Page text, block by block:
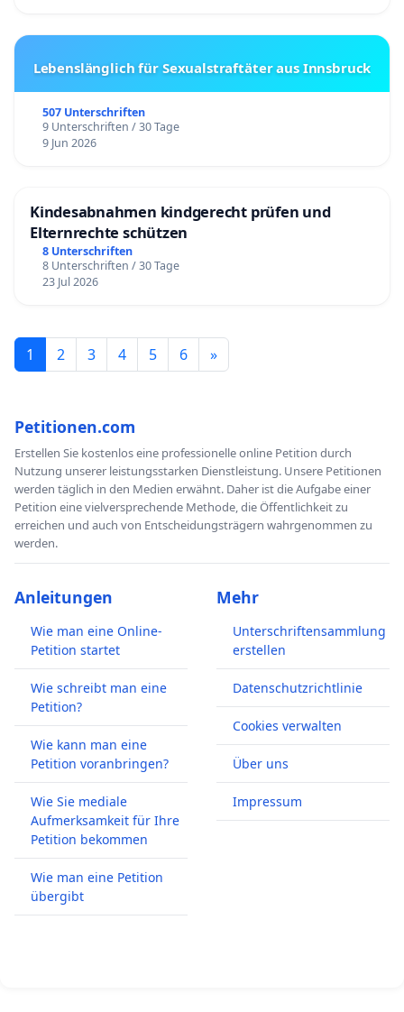
Lebenslänglich für Sexualstraftäter aus Innsbruck
507 Unterschriften
9 Unterschriften / 30 Tage
9 Jun 2026
Kindesabnahmen kindgerecht prüfen und
Elternrechte schützen
8 Unterschriften
8 Unterschriften / 30 Tage
23 Jul 2026
1 2 3 4 5 6 »
Petitionen.com
Erstellen Sie kostenlos eine professionelle online Petition durch
Nutzung unserer leistungsstarken Dienstleistung. Unsere Petitionen
werden täglich in den Medien erwähnt. Daher ist die Aufgabe einer
Petition eine vielversprechende Methode, die Öffentlichkeit zu
erreichen und auch von Entscheidungsträgern wahrgenommen zu
werden.
Anleitungen
Wie man eine Online-
Petition startet
Wie schreibt man eine
Petition?
Wie kann man eine
Petition voranbringen?
Wie Sie mediale
Aufmerksamkeit für Ihre
Petition bekommen
Wie man eine Petition
übergibt
Mehr
Unterschriftensammlung
erstellen
Datenschutzrichtlinie
Cookies verwalten
Über uns
Impressum